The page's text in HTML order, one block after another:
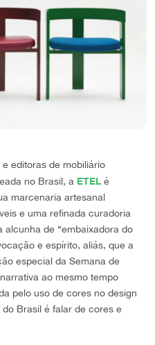
editoras de mobiliário
no Brasil, a ETEL é
marcenaria artesanal
e uma refinada curadoria
alcunha de “embaixadora do
e espírito, aliás, que a
especial da Semana de
ao mesmo tempo
pelo uso de cores no design
Brasil é falar de cores e